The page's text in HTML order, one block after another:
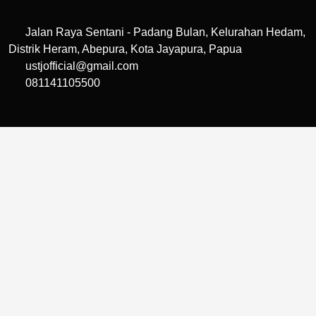
Jalan Raya Sentani - Padang Bulan, Kelurahan Hedam,
Distrik Heram, Abepura, Kota Jayapura, Papua
ustjofficial@gmail.com
081141105500